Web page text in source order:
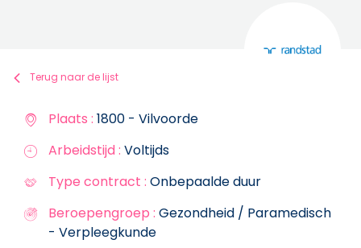
Terug naar de lijst
Plaats : 1800 - Vilvoorde
Arbeidstijd : Voltijds
Type contract : Onbepaalde duur
Beroepengroep : Gezondheid / Paramedisch
- Verpleegkunde